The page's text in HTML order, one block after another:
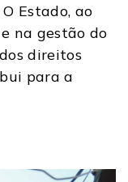
Estado, ao
na gestão do
direitos
para a